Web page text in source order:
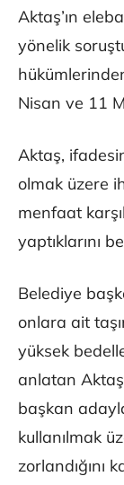
Aktaş’ın
yönelik
Nisan ve 11
Aktaş,
olmak üzere
menfaat
yaptıklarını
Belediye
onlara ait
yüksek
anlatan
başkan
kullanılmak
zorlandığını